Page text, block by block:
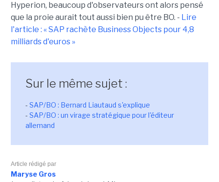
Hyperion, beaucoup d'observateurs ont alors pensé
que la proie aurait tout aussi bien pu être BO. - Lire
l'article : « SAP rachète Business Objects pour 4,8
milliards d'euros »
Sur le même sujet :
- SAP/BO : Bernard Liautaud s'explique
- SAP/BO : un virage stratégique pour l'éditeur
allemand
Article rédigé par
Maryse Gros